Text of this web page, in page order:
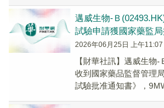
邁威生物-Ｂ
試驗申請獲國家藥監
2026年06月25日 上午11:07
【財華社訊】邁威生物
收到國家藥品監督管理
試驗批准通知書》，